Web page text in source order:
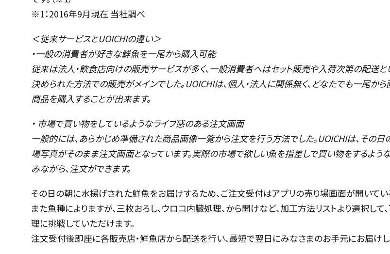
※1：2016年9月現在 当社調べ
＜従来サービスとUOICHIの違い＞
・一般の消費者が好きな鮮魚を一尾から購入可能
従来は法人・飲食店向けの販売サービスが多く、一般消費者へはセット販売や入荷次第の配送と
決められた方法での販売がメインでした。UOICHIは、個人・法人に関係無く、どなたでも一尾か
商品を購入することが出来ます。
・ 市場で買い物をしているようなライブ感のある注文画面
一般的には、あらかじめ準備された商品画像一覧から注文を行う方法でした。UOICHIは、その日
場写真がそのまま注文画面となっています。実際の市場で欲しい魚を指差しで買い物をするよう
みながら、注文ができます。
その日の朝に水揚げされた鮮魚をお届けするため、ご注文受付はアプリの売り場画面が開いてい
また魚種によりますが、三枚おろし、ウロコ内臓処理、から開けなど、加工方法リストより選択し
理に挑戦していただけます。
注文受付後即座に各販売店・鮮魚店から配送を行い、最短で翌日にみなさまのお手元にお届けし